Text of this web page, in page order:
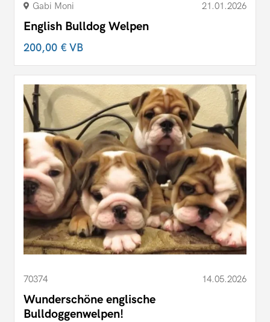
Gabi Moni 21.01.2026
English Bulldog Welpen
200,00 €VB
70374 14.05.2026
Wunderschöne englische
Bulldoggenwelpen!